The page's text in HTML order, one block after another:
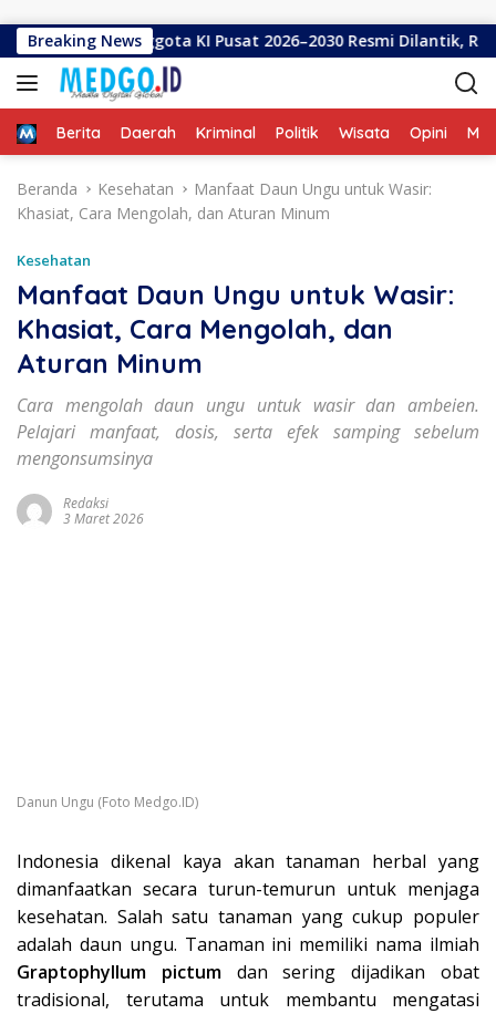
Breaking News
Anggota KI Pusat 2026–2030 Resmi Dilantik, Rektor
HomeBerita Daerah Kriminal Politik Wisata Opini
Beranda Kesehatan
Manfaat Daun Ungu untuk Wasir:
Khasiat, Cara Mengolah, dan Aturan Minum
Kesehatan
Manfaat Daun Ungu untuk Wasir:
Khasiat, Cara Mengolah, dan
Aturan Minum
Cara mengolah daun ungu untuk wasir dan ambeien.
Pelajari manfaat, dosis, serta efek samping sebelum
mengonsumsinya
Redaksi
3 Maret 2026
Danun Ungu (Foto Medgo.ID)
Indonesia dikenal kaya akan tanaman herbal yang
dimanfaatkan secara turun-temurun untuk menjaga
kesehatan. Salah satu tanaman yang cukup populer
adalah daun ungu. Tanaman ini memiliki nama ilmiah
Graptophyllum pictumdan sering dijadikan obat
tradisional, terutama untuk membantu mengatasi